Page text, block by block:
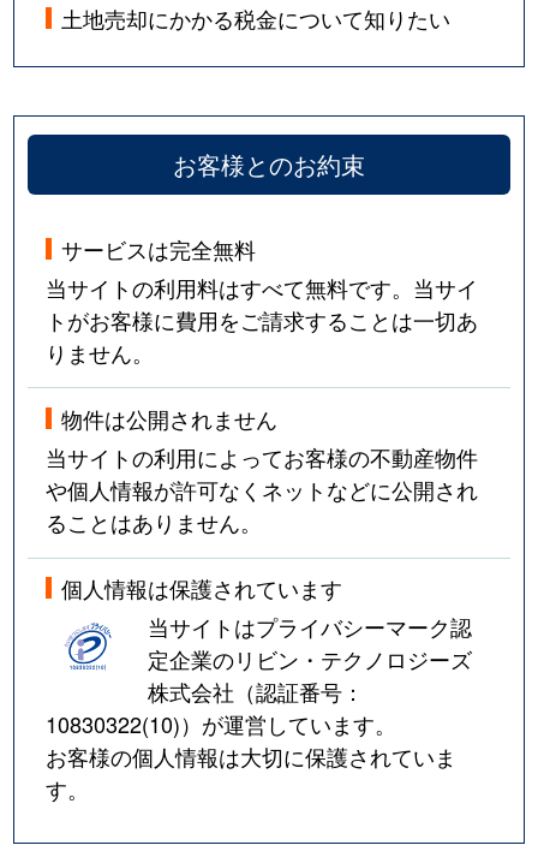
土地売却にかかる税金について知りたい
お客様とのお約束
サービスは完全無料
当サイトの利用料はすべて無料です。当サイ
トがお客様に費用をご請求することは一切あ
りません。
物件は公開されません
当サイトの利用によってお客様の不動産物件
や個人情報が許可なくネットなどに公開され
ることはありません。
個人情報は保護されています
当サイトはプライバシーマーク認
定企業のリビン・テクノロジーズ
株式会社（認証番号：
10830322(10)）が運営しています。
お客様の個人情報は大切に保護されていま
す。